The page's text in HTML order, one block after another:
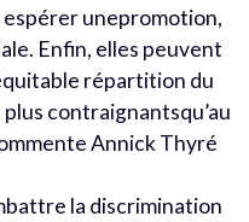
unepromotion,
Enfin, elles peuvent
répartition du
contraignantsqu’au
Annick Thyré
la discrimination